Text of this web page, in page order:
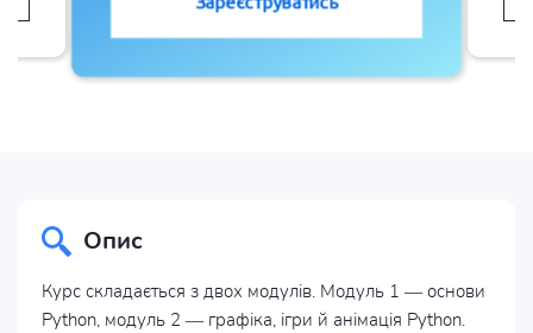
Опис
Курс складається з двох модулів. Модуль 1 — основи
Python, модуль 2 — графіка, ігри й анімація Python.